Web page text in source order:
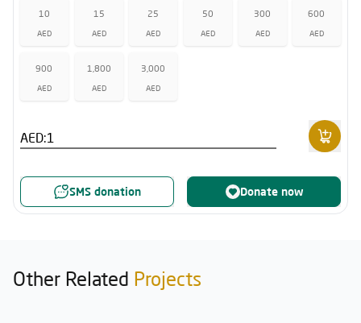
10
AED
15
AED
25
AED
50
AED
300
AED
600
AED
900
AED
1,800
AED
3,000
AED
AED:
SMS donation Donate now
Other Related Projects